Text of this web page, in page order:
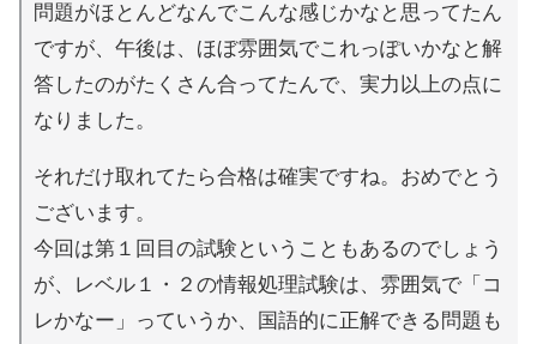
問題がほとんどなんでこんな感じかなと思ってたん
ですが、午後は、ほぼ雰囲気でこれっぽいかなと解
答したのがたくさん合ってたんで、実力以上の点に
なりました。
それだけ取れてたら合格は確実ですね。おめでとう
ございます。
今回は第１回目の試験ということもあるのでしょう
が、レベル１・２の情報処理試験は、雰囲気で「コ
レかなー」っていうか、国語的に正解できる問題も